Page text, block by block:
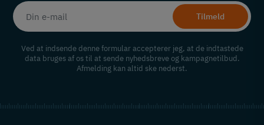
Tilmeld
Ved at indsende denne formular accepterer jeg, at de indtastede
data bruges af os til at sende nyhedsbreve og kampagnetilbud.
Afmelding kan altid ske nederst.